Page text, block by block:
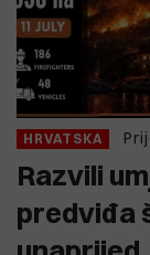
HRVATSKA
Razvili
predviđa